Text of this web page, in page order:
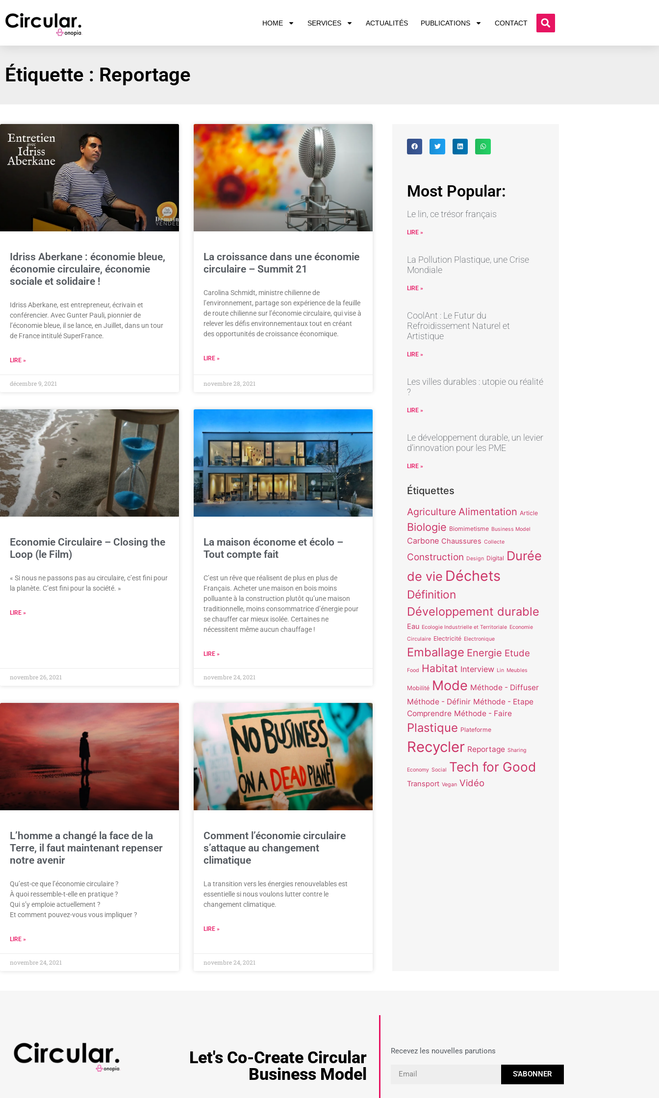
HOME SERVICES ACTUALITÉS PUBLICATIONS CONTACT
Étiquette : Reportage
Idriss Aberkane : économie bleue,
économie circulaire, économie
sociale et solidaire !
Idriss Aberkane, est entrepreneur, écrivain et
conférencier. Avec Gunter Pauli, pionnier de
l’économie bleue, il se lance, en Juillet, dans un tour
de France intitulé SuperFrance.
LIRE »
décembre 9, 2021
La croissance dans une économie
circulaire – Summit 21
Carolina Schmidt, ministre chilienne de
l’environnement, partage son expérience de la feuille
de route chilienne sur l’économie circulaire, qui vise à
relever les défis environnementaux tout en créant
des opportunités de croissance économique.
LIRE »
novembre 28, 2021
Economie Circulaire – Closing the
Loop (le Film)
« Si nous ne passons pas au circulaire, c’est fini pour
la planète. C’est fini pour la société. »
LIRE »
novembre 26, 2021
La maison économe et écolo –
Tout compte fait
C’est un rêve que réalisent de plus en plus de
Français. Acheter une maison en bois moins
polluante à la construction plutôt qu’une maison
traditionnelle, moins consommatrice d’énergie pour
se chauffer car mieux isolée. Certaines ne
nécessitent même aucun chauffage !
LIRE »
novembre 24, 2021
L’homme a changé la face de la
Terre, il faut maintenant repenser
notre avenir
Qu’est-ce que l’économie circulaire ?
À quoi ressemble-t-elle en pratique ?
Qui s’y emploie actuellement ?
Et comment pouvez-vous vous impliquer ?
LIRE »
novembre 24, 2021
Comment l’économie circulaire
s’attaque au changement
climatique
La transition vers les énergies renouvelables est
essentielle si nous voulons lutter contre le
changement climatique.
LIRE »
novembre 24, 2021
Most Popular:
Le lin, ce trésor français
LIRE »
La Pollution Plastique, une Crise
Mondiale
LIRE »
CoolAnt : Le Futur du
Refroidissement Naturel et
Artistique
LIRE »
Les villes durables : utopie ou réalité
?
LIRE »
Le développement durable, un levier
d’innovation pour les PME
LIRE »
Étiquettes
Agriculture Alimentation Article
Biologie Biomimetisme Business Model
Carbone Chaussures Collecte
Construction Design Digital Durée
de vie Déchets
Définition
Développement durable
Eau Ecologie Industrielle et Territoriale Economie
Circulaire Electricité Electronique
Emballage Energie Etude
Food Habitat Interview Lin Meubles
Mobilité Mode Méthode - Diffuser
Méthode - Définir Méthode - Etape
Comprendre Méthode - Faire
Plastique Plateforme
Recycler Reportage Sharing
Economy Social Tech for Good
Transport Vegan Vidéo
Let's Co-Create Circular
Business Model
Recevez les nouvelles parutions
S'ABONNER